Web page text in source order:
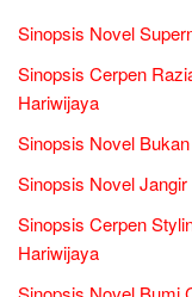
Sinopsis Novel
Sinopsis Cerpen
Hariwijaya
Sinopsis Novel
Sinopsis Novel
Sinopsis Cerpen
Hariwijaya